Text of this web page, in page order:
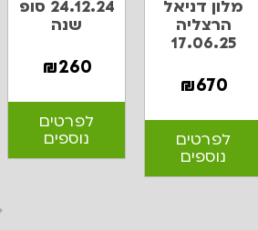
מלון דניאל
הרצליה
17.06.25
₪670
לפרטים
נוספים
24.12.24 סופ
שנה
₪260
לפרטים
נוספים